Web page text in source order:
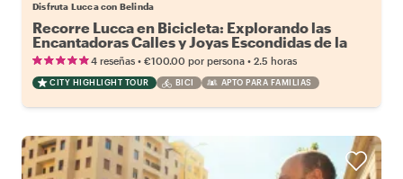
Disfruta Lucca con Belinda
Recorre Lucca en Bicicleta: Explorando las
Encantadoras Calles y Joyas Escondidas de la
Ciudad
4 reseñas • €100.00 por persona • 2.5 horas
CITY HIGHLIGHT TOUR BICI APTO PARA FAMILIAS